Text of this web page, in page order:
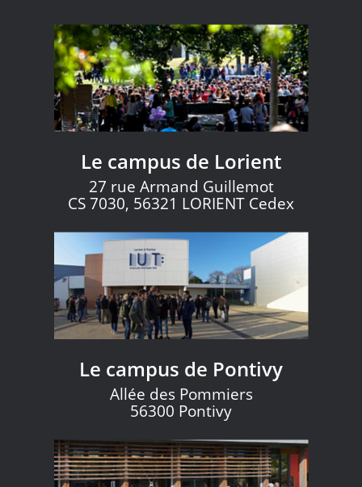
Le campus de Lorient
27 rue Armand Guillemot
CS 7030, 56321 LORIENT Cedex
Le campus de Pontivy
Allée des Pommiers
56300 Pontivy